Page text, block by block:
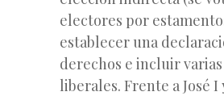
electores por
establecer una
derechos e incluir
liberales. Frente a José I